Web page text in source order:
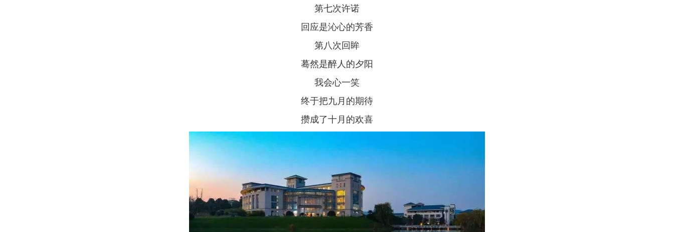
第七次许诺
回应是沁心的芳香
第八次回眸
蓦然是醉人的夕阳
我会心一笑
终于把九月的期待
攒成了十月的欢喜